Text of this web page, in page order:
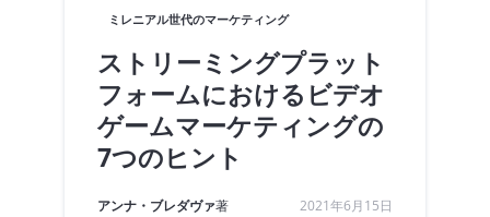
ミレニアル世代のマーケティング
ストリーミングプラット
フォームにおけるビデオ
ゲームマーケティングの
7つのヒント
アンナ・ブレダヴァ著 2021年6月15日